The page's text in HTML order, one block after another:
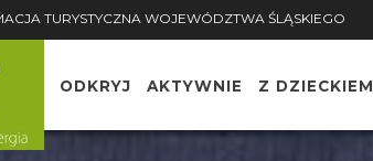
TURYSTYCZNA WOJEWÓDZTWA ŚLĄSKIEGO
ODKRYJ AKTYWNIE Z DZIECKIEM